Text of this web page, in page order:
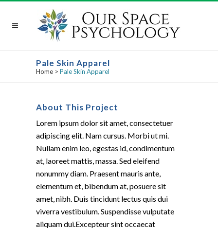
Pale Skin Apparel
Home > Pale Skin Apparel
About This Project
Lorem ipsum dolor sit amet, consectetuer
adipiscing elit. Nam cursus. Morbi ut mi.
Nullam enim leo, egestas id, condimentum
at, laoreet mattis, massa. Sed eleifend
nonummy diam. Praesent mauris ante,
elementum et, bibendum at, posuere sit
amet, nibh. Duis tincidunt lectus quis dui
viverra vestibulum. Suspendisse vulputate
aliquam dui.Excepteur sint occaecat